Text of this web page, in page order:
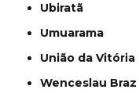
Ubiratã
Umuarama
União da Vitória
Wenceslau Braz